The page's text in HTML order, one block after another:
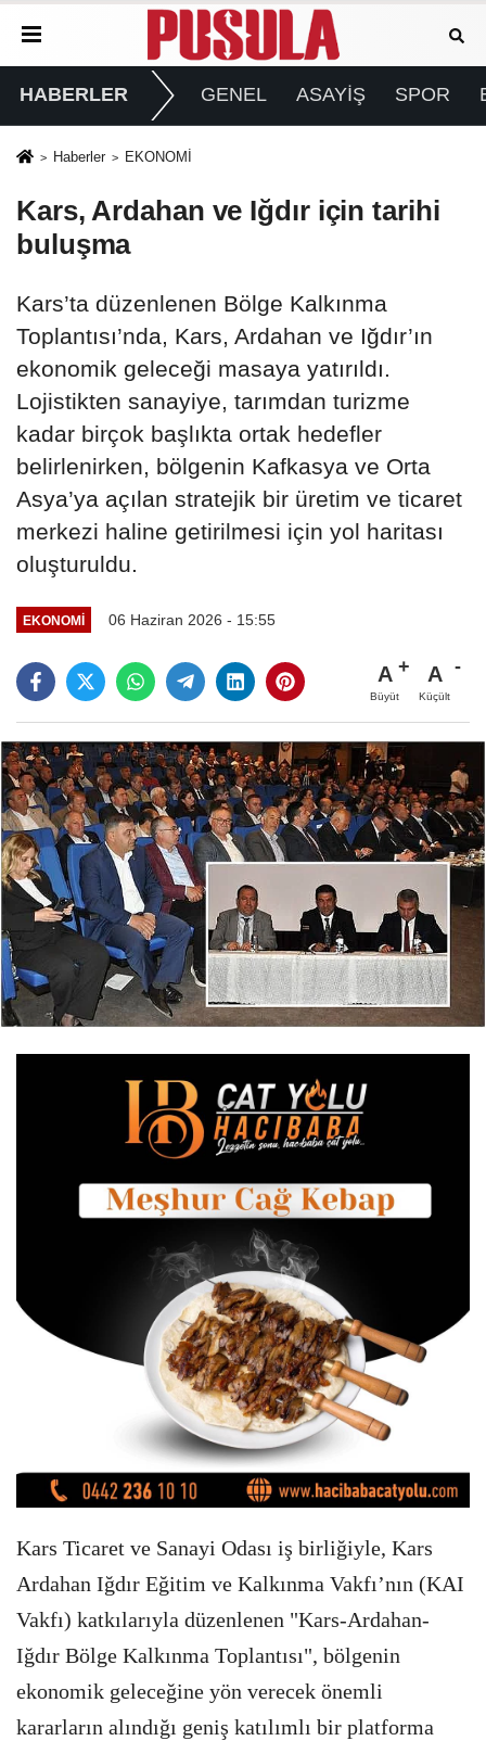
HABERLER GENEL ASAYİŞ SPOR
Haberler EKONOMİ
Kars, Ardahan ve Iğdır için tarihi
buluşma
Kars’ta düzenlenen Bölge Kalkınma
Toplantısı’nda, Kars, Ardahan ve Iğdır’ın
ekonomik geleceği masaya yatırıldı.
Lojistikten sanayiye, tarımdan turizme
kadar birçok başlıkta ortak hedefler
belirlenirken, bölgenin Kafkasya ve Orta
Asya’ya açılan stratejik bir üretim ve ticaret
merkezi haline getirilmesi için yol haritası
oluşturuldu.
EKONOMİ 06 Haziran 2026 - 15:55
A
Büyüt
A
Küçült
Kars Ticaret ve Sanayi Odası iş birliğiyle, Kars
Ardahan Iğdır Eğitim ve Kalkınma Vakfı’nın (KAI
Vakfı) katkılarıyla düzenlenen "Kars-Ardahan-
Iğdır Bölge Kalkınma Toplantısı", bölgenin
ekonomik geleceğine yön verecek önemli
kararların alındığı geniş katılımlı bir platforma